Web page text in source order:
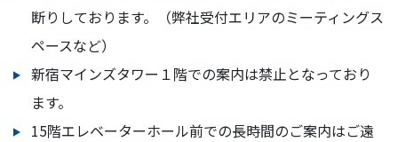
断りしております。（弊社受付エリアのミーティングス
ペースなど）
新宿マインズタワー１階での案内は禁止となっており
ます。
15階エレベーターホール前での長時間のご案内はご遠